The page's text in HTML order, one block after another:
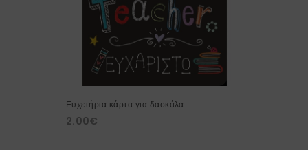
Ευχετήρια κάρτα για δασκάλα
2.00€